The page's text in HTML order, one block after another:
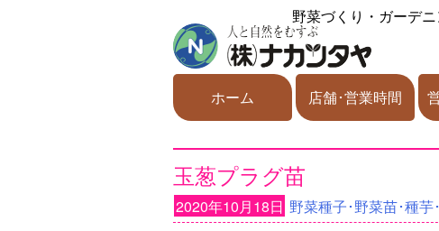
野菜づくり・ガーデ
ホーム 店舗･営業時間
玉葱プラグ苗
2020年10月18日 野菜種子･野菜苗･種